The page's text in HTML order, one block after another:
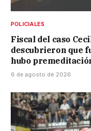
POLICIALES
Fiscal del caso
descubrieron que
hubo
6 de agosto de 2026